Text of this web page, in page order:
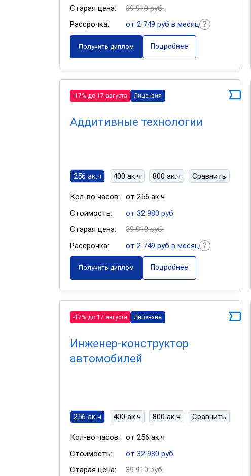
Старая цена:
39 910 руб.
Рассрочка:
от 2 749 руб в месяц
Получить диплом Подробнее
-17% до 17 августа Лицензия
Аддитивные технологии
256 ак.ч 400 ак.ч 800 ак.ч Сравнить
Кол-во часов:
от 256 ак.ч
Стоимость:
от 32 980 руб.
Старая цена:
39 910 руб.
Рассрочка:
от 2 749 руб в месяц
Получить диплом Подробнее
-17% до 17 августа Лицензия
Инженер-конструктор
автомобилей
256 ак.ч 400 ак.ч 800 ак.ч Сравнить
Кол-во часов:
от 256 ак.ч
Стоимость:
от 32 980 руб.
Старая цена:
39 910 руб.